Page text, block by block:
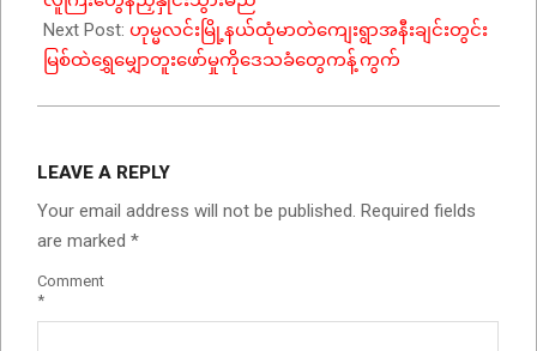
Next Post: ဟုမ္မလင်းမြို့နယ်ထုံမာတဲကျေးရွာအနီးချင်းတွင်း
မြစ်ထဲရွှေမျှောတူးဖော်မှုကိုဒေသခံတွေကန့်ကွက်
LEAVE A REPLY
Your email address will not be published. Required fields
are marked *
Comment
*